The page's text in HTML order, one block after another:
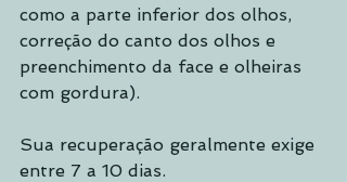
como a parte inferior dos olhos,
correção do canto dos olhos e
preenchimento da face e olheiras
com gordura).
Sua recuperação geralmente exige
entre 7 a 10 dias.